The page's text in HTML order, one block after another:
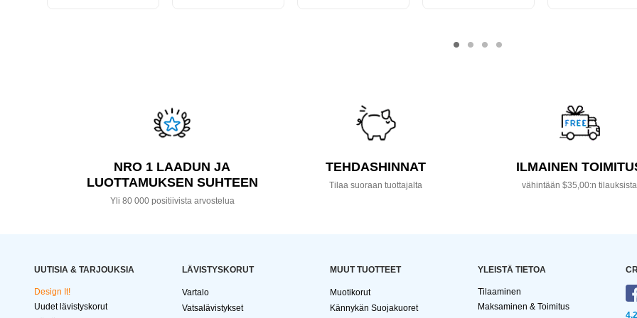
NRO 1 LAADUN JA
LUOTTAMUKSEN SUHTEEN
Yli 80 000 positiivista arvostelua
TEHDASHINNAT
Tilaa suoraan tuottajalta
ILMAINEN
vähintään $35,00:n tilauksista
UUTISIA & TARJOUKSIA
Design It!
Uudet lävistyskorut
LÄVISTYSKORUT
Vartalo
Vatsalävistykset
MUUT TUOTTEET
Muotikorut
Kännykän Suojakuoret
YLEISTÄ TIETOA
Tilaaminen
Maksaminen & Toimitus